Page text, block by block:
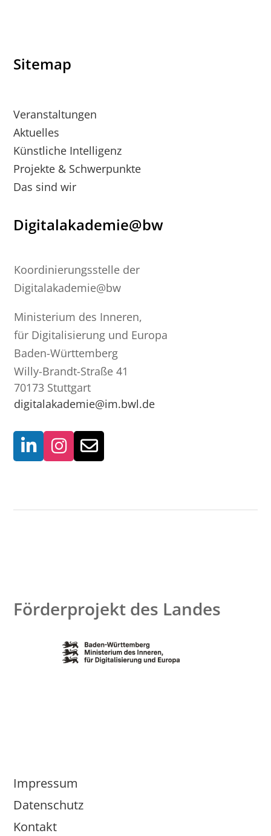
Sitemap
Veranstaltungen
Aktuelles
Künstliche Intelligenz
Projekte & Schwerpunkte
Das sind wir
Digitalakademie@bw
Koordinierungsstelle der
Digitalakademie@bw
Ministerium des Inneren,
für Digitalisierung und Europa
Baden-Württemberg
Willy-Brandt-Straße 41
70173 Stuttgart
digitalakademie@im.bwl.de
Förderprojekt des Landes
Impressum
Datenschutz
Kontakt